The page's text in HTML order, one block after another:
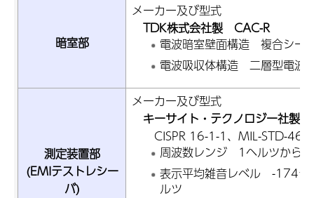
暗室部
メーカー及び型式
TDK株式会社製 CAC-R
電波暗室壁面構造 複合シー
電波吸収体構造 二層型電波
測定装置部
(EMIテストレシー
バ)
メーカー及び型式
キーサイト・テクノロジー社製
CISPR 16-1-1、MIL-STD-461
周波数レンジ 1ヘルツから
表示平均雑音レベル -174デ
ルツ